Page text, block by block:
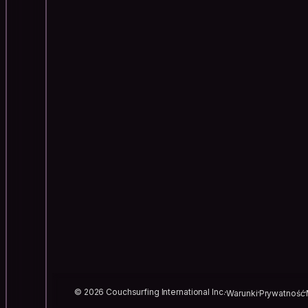
© 2026 Couchsurfing International Inc.WarunkiPrywatność